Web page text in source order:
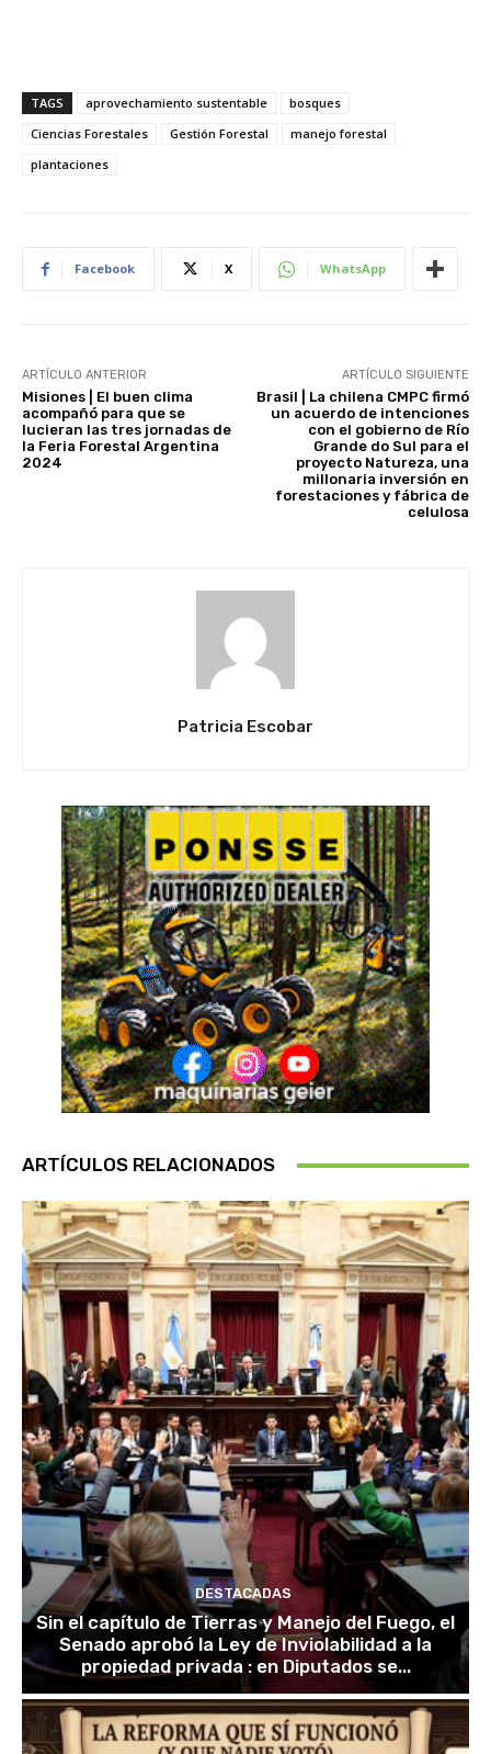
TAGS aprovechamiento sustentable
bosques
Ciencias Forestales
Gestión Forestal
manejo forestal
plantaciones
Facebook X WhatsApp
ARTÍCULO ANTERIOR
Misiones | El buen clima
acompañó para que se
lucieran las tres jornadas de
la Feria Forestal Argentina
2024
ARTÍCULO SIGUIENTE
Brasil | La chilena CMPC firmó
un acuerdo de intenciones
con el gobierno de Río
Grande do Sul para el
proyecto Natureza, una
millonaria inversión en
forestaciones y fábrica de
celulosa
Patricia Escobar
ARTÍCULOS RELACIONADOS
DESTACADAS
Sin el capítulo de Tierras y Manejo del Fuego, el
Senado aprobó la Ley de Inviolabilidad a la
propiedad privada : en Diputados se...